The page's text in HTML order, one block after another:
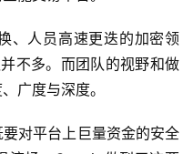
、人员高速更迭的加密领
不多。而团队的视野和做
广度与深度。
对平台上巨量资金的安全